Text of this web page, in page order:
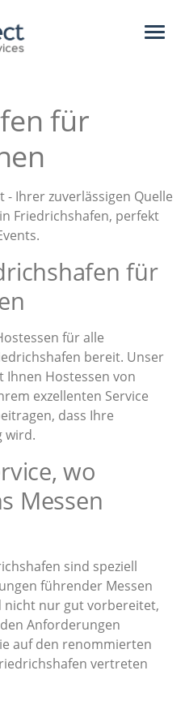
Toggle
für
Ihrer zuverlässigen Quelle
Friedrichshafen, perfekt
für
für alle
bereit. Unser
Ihnen Hostessen von
exzellenten Service
dass Ihre
wird.
wo
Messen
sind speziell
führender Messen
nicht nur gut vorbereitet,
Anforderungen
auf den renommierten
vertreten